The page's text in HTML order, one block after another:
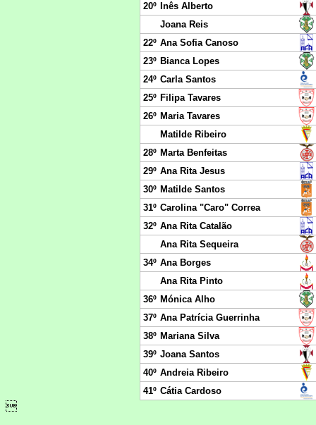
20º Inês Alberto
Joana Reis
22º Ana Sofia Canoso
23º Bianca Lopes
24º Carla Santos
25º Filipa Tavares
26º Maria Tavares
Matilde Ribeiro
28º Marta Benfeitas
29º Ana Rita Jesus
30º Matilde Santos
31º Carolina "Caro" Correa
32º Ana Rita Catalão
Ana Rita Sequeira
34º Ana Borges
Ana Rita Pinto
36º Mónica Alho
37º Ana Patrícia Guerrinha
38º Mariana Silva
39º Joana Santos
40º Andreia Ribeiro
41º Cátia Cardoso
